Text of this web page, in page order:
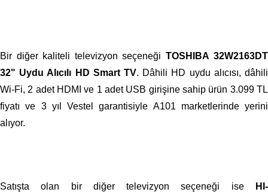
Bir diğer kaliteli televizyon seçeneği TOSHIBA 32W2163DT
32" Uydu Alıcılı HD Smart TV. Dâhili HD uydu alıcısı, dâhili
Wi-Fi, 2 adet HDMI ve 1 adet USB girişine sahip ürün 3.099 TL
fiyatı ve 3 yıl Vestel garantisiyle A101 marketlerinde yerini
alıyor.
Satışta olan bir diğer televizyon seçeneği ise
HI-